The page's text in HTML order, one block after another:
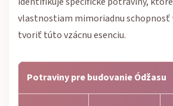
vlastnostiam mimoriadnu schopnosť
tvoriť túto vzácnu esenciu.
Potraviny pre budovanie Ódžasu